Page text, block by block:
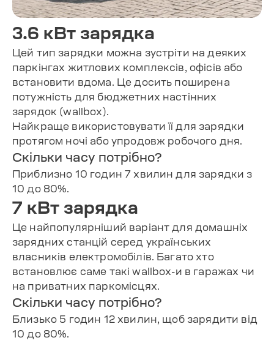
3.6 кВт зарядка
Цей тип зарядки можна зустріти на деяких
паркінгах житлових комплексів, офісів або
встановити вдома. Це досить поширена
потужність для бюджетних настінних
зарядок (wallbox).
Найкраще використовувати її для зарядки
протягом ночі або упродовж робочого дня.
Скільки часу потрібно?
Приблизно 10 годин 7 хвилин для зарядки з
10 до 80%.
7 кВт зарядка
Це найпопулярніший варіант для домашніх
зарядних станцій серед українських
власників електромобілів. Багато хто
встановлює саме такі wallbox-и в гаражах чи
на приватних паркомісцях.
Скільки часу потрібно?
Близько 5 годин 12 хвилин, щоб зарядити від
10 до 80%.